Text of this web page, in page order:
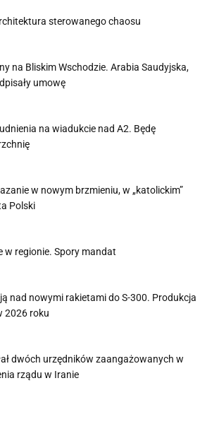
sterowanego chaosu
na Bliskim Wschodzie. Arabia Saudyjska,
umowę
na wiadukcie nad A2. Będę
w nowym brzmieniu, w „katolickim”
Polski
w regionie. Spory mandat
nad nowymi rakietami do S-300. Produkcja
2026 roku
dwóch urzędników zaangażowanych w
rządu w Iranie